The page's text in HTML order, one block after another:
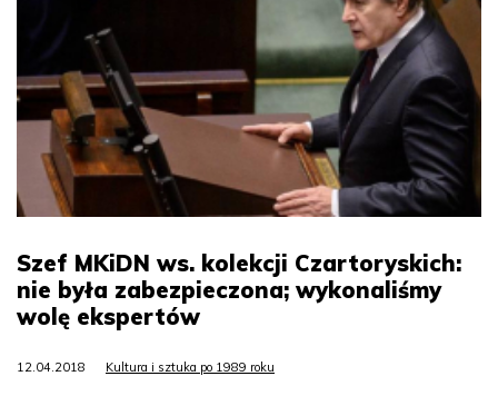
Szef MKiDN ws. kolekcji Czartoryskich:
nie była zabezpieczona; wykonaliśmy
wolę ekspertów
12.04.2018 Kultura i sztuka po 1989 roku